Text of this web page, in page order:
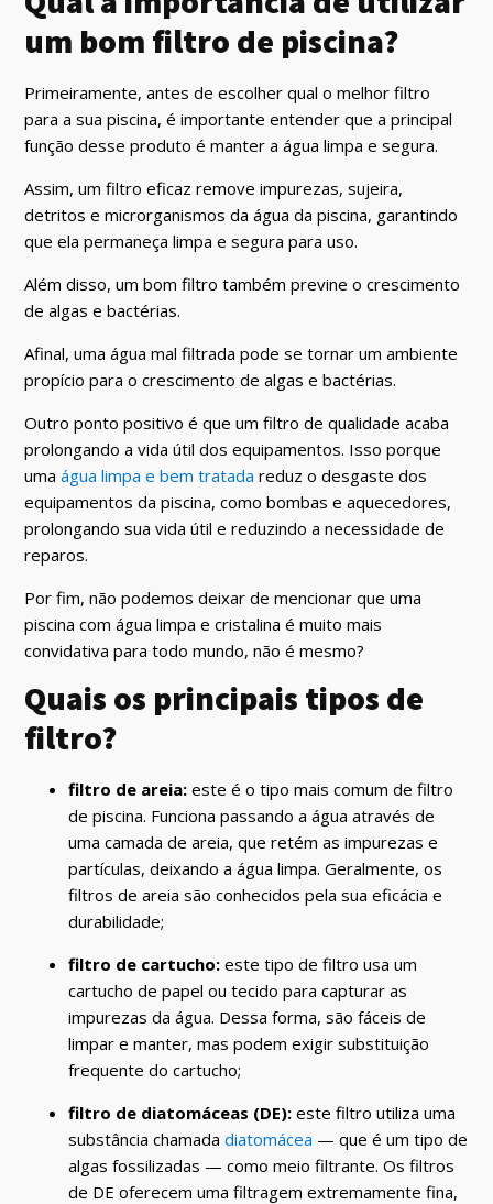
um bom filtro de piscina?
Primeiramente, antes de escolher qual o melhor filtro
para a sua piscina, é importante entender que a principal
função desse produto é manter a água limpa e segura.
Assim, um filtro eficaz remove impurezas, sujeira,
detritos e microrganismos da água da piscina, garantindo
que ela permaneça limpa e segura para uso.
Além disso, um bom filtro também previne o crescimento
de algas e bactérias.
Afinal, uma água mal filtrada pode se tornar um ambiente
propício para o crescimento de algas e bactérias.
Outro ponto positivo é que um filtro de qualidade acaba
prolongando a vida útil dos equipamentos. Isso porque
umaágua limpa e bem tratada reduz o desgaste dos
equipamentos da piscina, como bombas e aquecedores,
prolongando sua vida útil e reduzindo a necessidade de
reparos.
Por fim, não podemos deixar de mencionar que uma
piscina com água limpa e cristalina é muito mais
convidativa para todo mundo, não é mesmo?
Quais os principais tipos de
filtro?
filtro de areia: este é o tipo mais comum de filtro
de piscina. Funciona passando a água através de
uma camada de areia, que retém as impurezas e
partículas, deixando a água limpa. Geralmente, os
filtros de areia são conhecidos pela sua eficácia e
durabilidade;
filtro de cartucho:este tipo de filtro usa um
cartucho de papel ou tecido para capturar as
impurezas da água. Dessa forma, são fáceis de
limpar e manter, mas podem exigir substituição
frequente do cartucho;
filtro de diatomáceas (DE): este filtro utiliza uma
substância chamadadiatomácea — que é um tipo de
algas fossilizadas — como meio filtrante. Os filtros
de DE oferecem uma filtragem extremamente fina,